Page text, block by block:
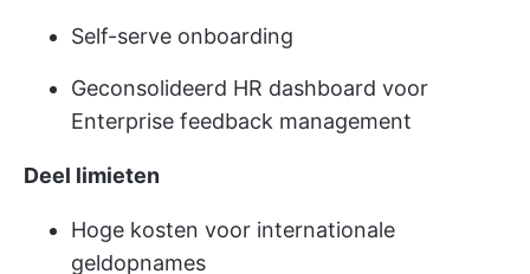
Self-serve onboarding
Geconsolideerd HR dashboard voor
Enterprise feedback management
Deel limieten
Hoge kosten voor internationale
geldopnames